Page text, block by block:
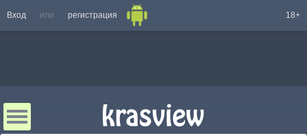
Вход или регистрация 18+